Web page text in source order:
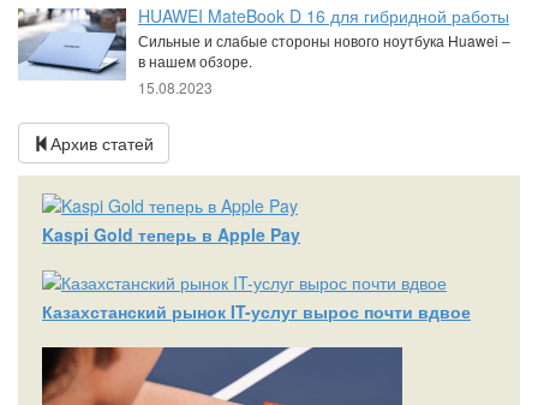
HUAWEI MateBook D 16 для гибридной работы
Сильные и слабые стороны нового ноутбука Huawei –
в нашем обзоре.
15.08.2023
Архив статей
Kaspi Gold теперь в Apple Pay
Казахстанский рынок IT-услуг вырос почти вдвое